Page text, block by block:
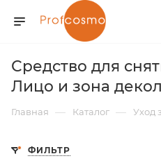
Средство для
Лицо и зона
Главная — Каталог — Уход
ФИЛЬТР